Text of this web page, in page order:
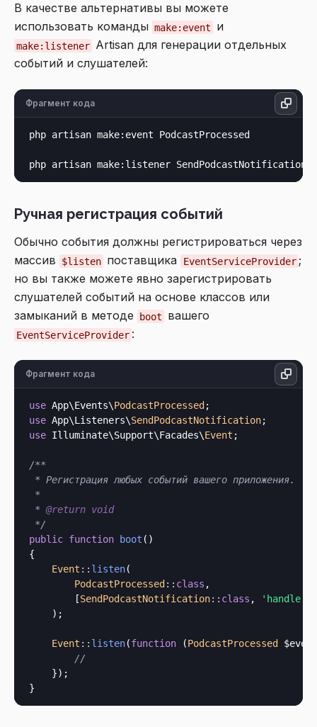
В качестве альтернативы вы можете
использовать команды make:event и
make:listener Artisan для генерации отдельных
событий и слушателей:
Фрагмент кода
php artisan make:event PodcastProcessed
Ручная регистрация событий
Обычно события должны регистрироваться через
массив
$listen поставщика EventServiceProvider ;
но вы также можете явно зарегистрировать
слушателей событий на основе классов или
замыканий в методе
boot вашего
EventServiceProvider :
Фрагмент кода
use App\Events\PodcastProcessed
use App\Listeners\SendPodcastNotification
use Illuminate\Support\Facades\Event ;
/**
* Регистрация любых событий вашего приложения.
*
* @return void
*/
public function boot ()
{
Event :: listen(
PodcastProcessed :: class ,
        [
SendPodcastNotification:: class , 'handle'
    );
Event :: listen(function (PodcastProcessed
$event
//
    });